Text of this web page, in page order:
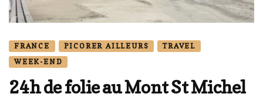
FRANCE PICORER AILLEURS
TRAVEL
WEEK-END
24h de folie au Mont St Michel